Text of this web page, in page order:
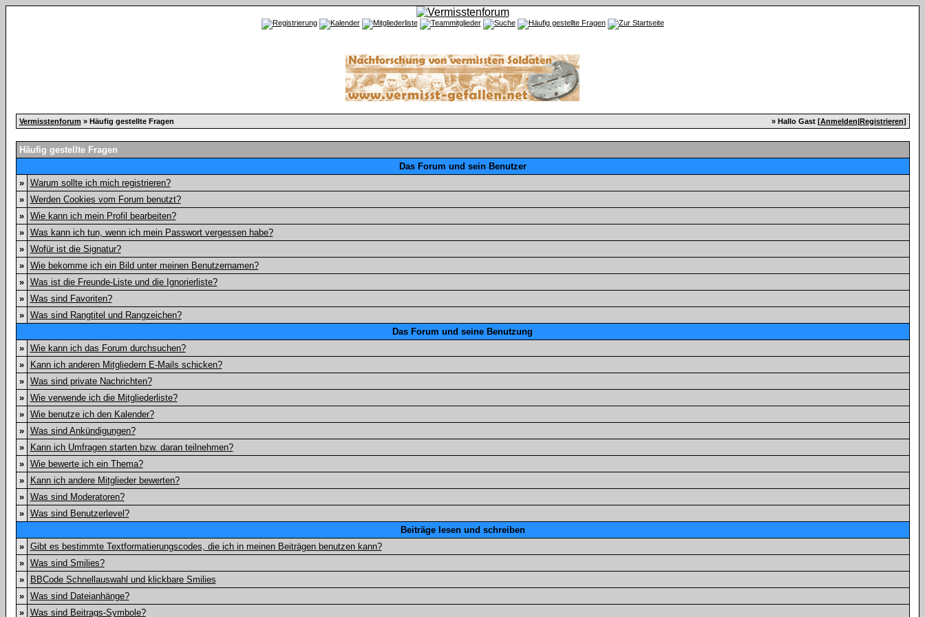
Vermisstenforum » Häufig gestellte Fragen » Hallo Gast [Anmelden|Registrieren]
Häufig gestellte Fragen
Das Forum und sein Benutzer
»
Warum sollte ich mich registrieren?
»
Werden Cookies vom Forum benutzt?
»
Wie kann ich mein Profil bearbeiten?
»
Was kann ich tun, wenn ich mein Passwort vergessen habe?
»
Wofür ist die Signatur?
»
Wie bekomme ich ein Bild unter meinen Benutzernamen?
»
Was ist die Freunde-Liste und die Ignorierliste?
»
Was sind Favoriten?
»
Was sind Rangtitel und Rangzeichen?
Das Forum und seine Benutzung
»
Wie kann ich das Forum durchsuchen?
»
Kann ich anderen Mitgliedern E-Mails schicken?
»
Was sind private Nachrichten?
»
Wie verwende ich die Mitgliederliste?
»
Wie benutze ich den Kalender?
»
Was sind Ankündigungen?
»
Kann ich Umfragen starten bzw. daran teilnehmen?
»
Wie bewerte ich ein Thema?
»
Kann ich andere Mitglieder bewerten?
»
Was sind Moderatoren?
»
Was sind Benutzerlevel?
Beiträge lesen und schreiben
»
Gibt es bestimmte Textformatierungscodes, die ich in meinen Beiträgen benutzen kann?
»
Was sind Smilies?
»
BBCode Schnellauswahl und klickbare Smilies
»
Was sind Dateianhänge?
»
Was sind Beitrags-Symbole?